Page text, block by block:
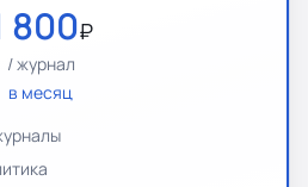
800₽
/ журнал
в месяц